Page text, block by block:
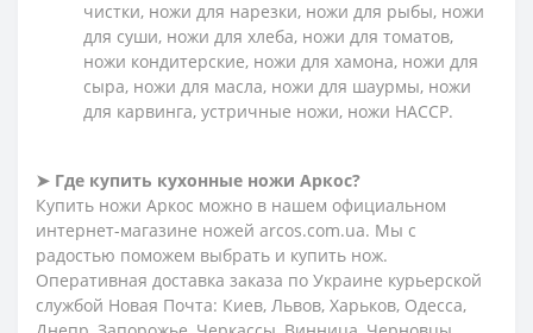
чистки, ножи для нарезки, ножи для рыбы, ножи
для суши, ножи для хлеба, ножи для томатов,
ножи кондитерские, ножи для хамона, ножи для
сыра, ножи для масла, ножи для шаурмы, ножи
для карвинга, устричные ножи, ножи HACCP.
➤ Где купить кухонные ножи Аркос?
Купить ножи Аркос можно в нашем официальном
интернет-магазине ножей arcos.com.ua. Мы с
радостью поможем выбрать и купить нож.
Оперативная доставка заказа по Украине курьерской
службой Новая Почта: Киев, Львов, Харьков, Одесса,